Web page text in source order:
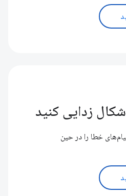
زدایی کنید
خطا را در حین